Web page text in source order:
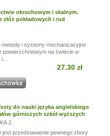
okruchowym i skalnym.
pokładowych i rud
metody i systemy mechanizacyjne
powierzchniowym na świecie w
27.30 zł
do nauki języka angielskiego
górniczych szkół wyższych
J.
jest przedstawienie pewnego zbory